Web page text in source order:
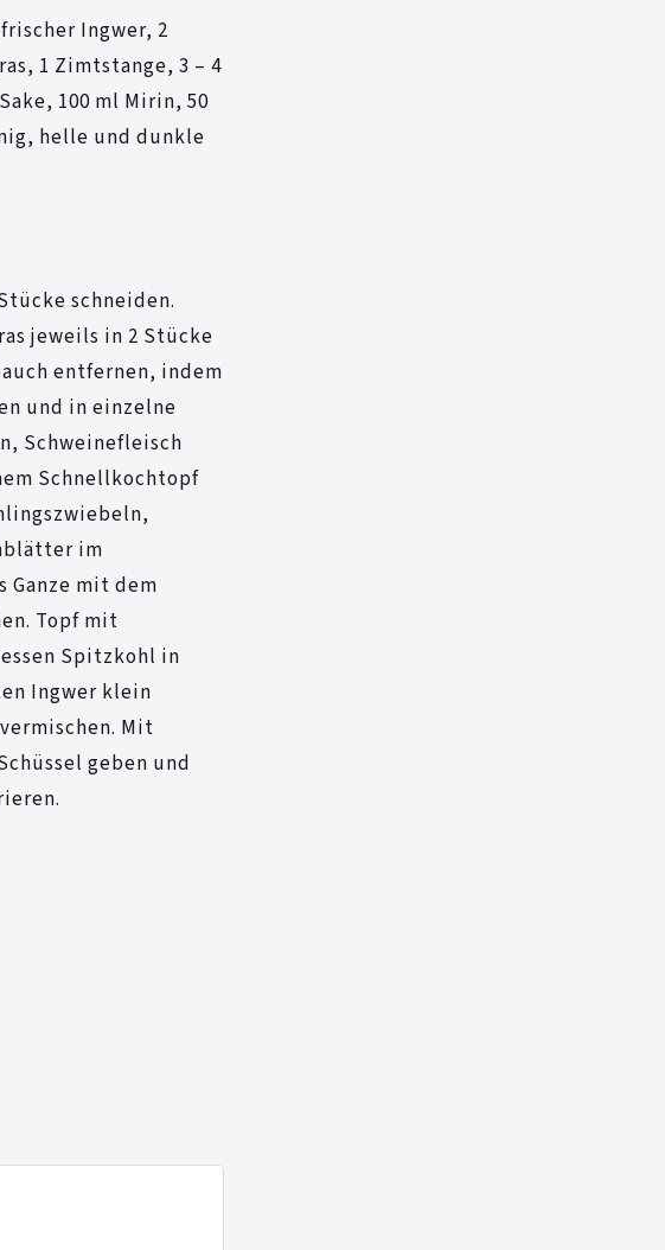
Ingwer, 2
1 Zimtstange, 3 – 4
100 ml Mirin, 50
helle und dunkle
schneiden.
jeweils in 2 Stücke
entfernen, indem
und in einzelne
Schweinefleisch
Schnellkochtopf
im
Ganze mit dem
Topf mit
Spitzkohl in
Ingwer klein
Mit
geben und